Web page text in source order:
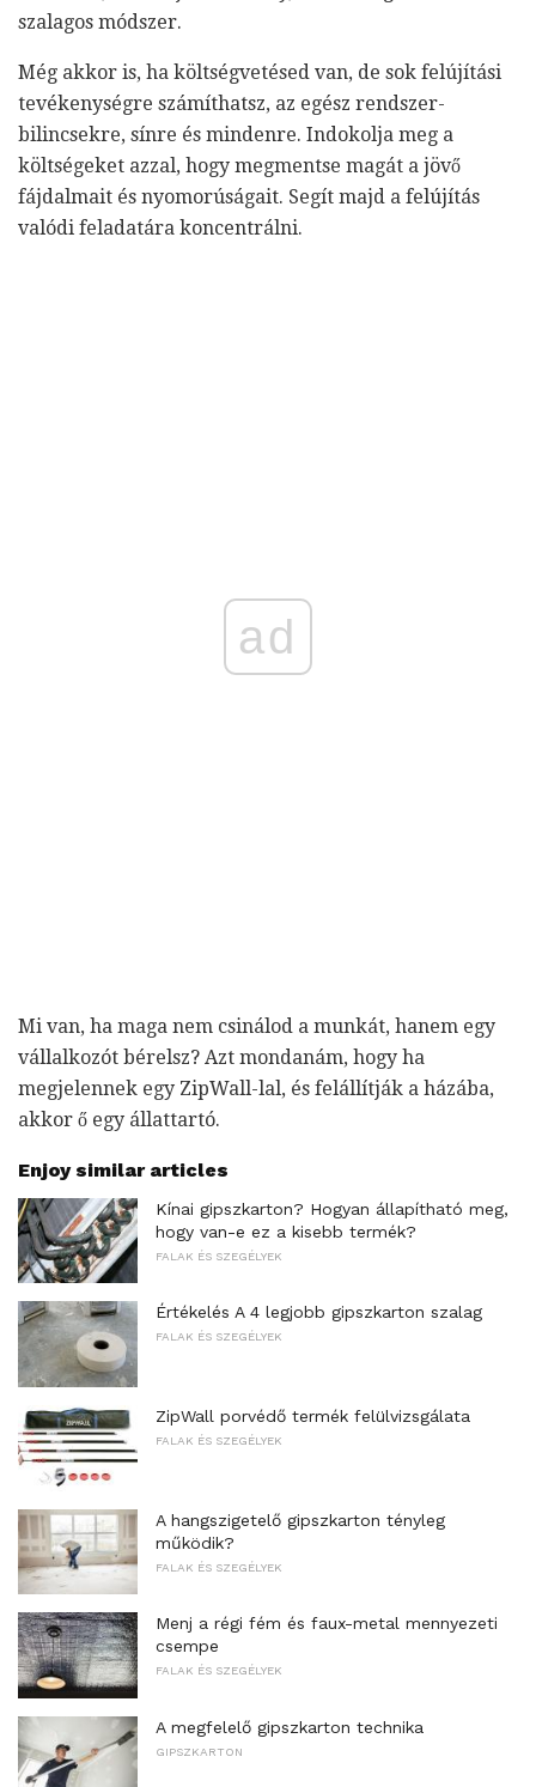
szalagos módszer.
Még akkor is, ha költségvetésed van, de sok felújítási
tevékenységre számíthatsz, az egész rendszer-
bilincsekre, sínre és mindenre. Indokolja meg a
költségeket azzal, hogy megmentse magát a jövő
fájdalmait és nyomorúságait. Segít majd a felújítás
valódi feladatára koncentrálni.
ad
Mi van, ha maga nem csinálod a munkát, hanem egy
vállalkozót bérelsz? Azt mondanám, hogy ha
megjelennek egy ZipWall-lal, és felállítják a házába,
akkor ő egy állattartó.
Enjoy similar articles
Kínai gipszkarton? Hogyan állapítható meg,
hogy van-e ez a kisebb termék?
FALAK ÉS SZEGÉLYEK
Értékelés A 4 legjobb gipszkarton szalag
FALAK ÉS SZEGÉLYEK
ZipWall porvédő termék felülvizsgálata
FALAK ÉS SZEGÉLYEK
A hangszigetelő gipszkarton tényleg
működik?
FALAK ÉS SZEGÉLYEK
Menj a régi fém és faux-metal mennyezeti
csempe
FALAK ÉS SZEGÉLYEK
A megfelelő gipszkarton technika
GIPSZKARTON